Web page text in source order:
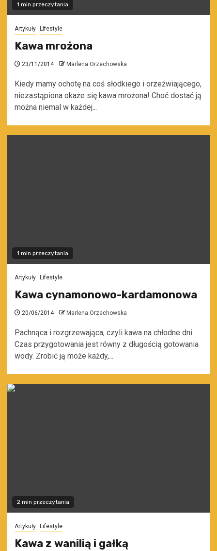
1 min przeczytania
Artykuły Lifestyle
Kawa mrożona
23/11/2014 Marlena Orzechowska
Kiedy mamy ochotę na coś słodkiego i orzeźwiającego,
niezastąpiona okaże się kawa mrożona! Choć dostać ją
można niemal w każdej...
1 min przeczytania
Artykuły Lifestyle
Kawa cynamonowo-kardamonowa
20/06/2014 Marlena Orzechowska
Pachnąca i rozgrzewająca, czyli kawa na chłodne dni.
Czas przygotowania jest równy z długością gotowania
wody. Zrobić ją może każdy,...
2 min przeczytania
Artykuły Lifestyle
Kawa z wanilią i gałką